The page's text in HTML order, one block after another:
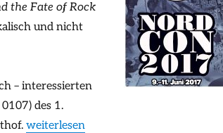
the Fate of Rock
und nicht
– interessierten
des 1.
„Lesung auf der NordCon“
weiterlesen